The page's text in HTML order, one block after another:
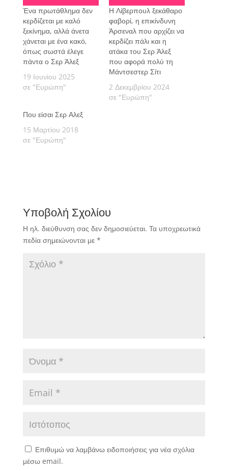
Ένα πρωτάθλημα δεν
κερδίζεται με καλό
ξεκίνημα, αλλά άνετα
χάνεται με ένα κακό,
όπως σωστά έλεγε
πάντα ο Σερ Άλεξ
19 Ιουνίου 2025
σε "Ευρώπη"
Η Λίβερπουλ ξεκάθαρο
φαβορί, η επικίνδυνη
Άρσεναλ που αρχίζει να
κερδίζει πάλι και η
ατάκα του Σερ Άλεξ
που αφορά πολύ τη
Μάντσεστερ Σίτι
2 Δεκεμβρίου 2024
σε "Ευρώπη"
Που είσαι Σερ Αλεξ
15 Μαρτίου 2018
σε "Ευρώπη"
Υποβολή Σχολίου
Η ηλ. διεύθυνση σας δεν δημοσιεύεται. Τα υποχρεωτικά
πεδία σημειώνονται με *
Επιθυμώ να λαμβάνω ειδοποιήσεις για νέα σχόλια
μέσω email.